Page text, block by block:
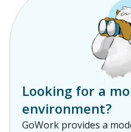
Looking for a
environment?
GoWork provides a